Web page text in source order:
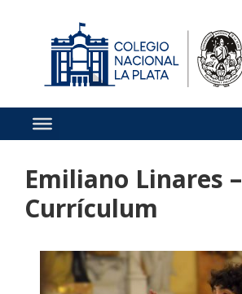
Emiliano Linares –
Currículum